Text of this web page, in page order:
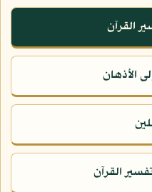
القرآن
الأذهان
القرآن